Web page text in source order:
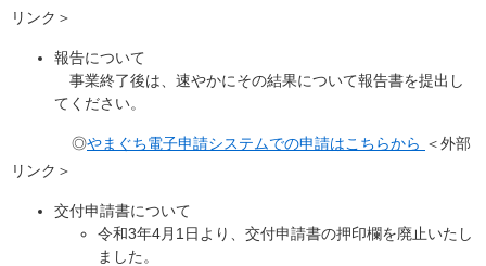
リンク＞
報告について
事業終了後は、速やかにその結果について報告書を提出し
てください。
◎やまぐち電子申請システムでの申請はこちらから ＜外部
リンク＞
交付申請書について
令和3年4月1日より、交付申請書の押印欄を廃止いたし
ました。